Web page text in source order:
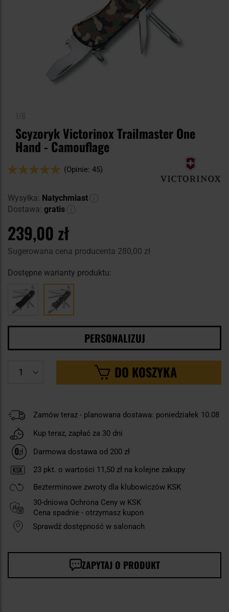
Scyzoryk Victorinox Trailmaster One
Hand - Camouflage
Ocena:
(Opinie: 45)
Wysyłka: Natychmiast
Dostawa: gratis
239,00 zł
Sugerowana cena producenta 280,00 zł
Dostępne warianty produktu:
PERSONALIZUJ
DO KOSZYKA
Zamów teraz - planowana dostawa: poniedziałek 10.08
Kup teraz, zapłać za 30 dni
Darmowa dostawa od 200 zł
23 pkt. o wartości 11,50 zł na kolejne zakupy
Bezterminowe zwroty dla klubowiczów KSK
30-dniowa Ochrona Ceny w KSK
Cena spadnie - otrzymasz kupon
Sprawdź dostępność w salonach
ZAPYTAJ O PRODUKT